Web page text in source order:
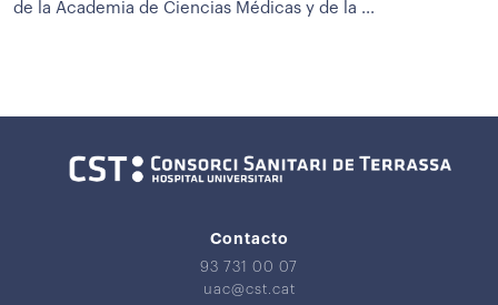
de la Academia de Ciencias Médicas y de la ...
Contacto
93 731 00 07
uac@cst.cat